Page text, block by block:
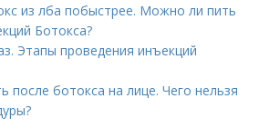
из лба побыстрее. Можно ли пить
Ботокса?
Этапы проведения инъекций
после ботокса на лице. Чего нельзя